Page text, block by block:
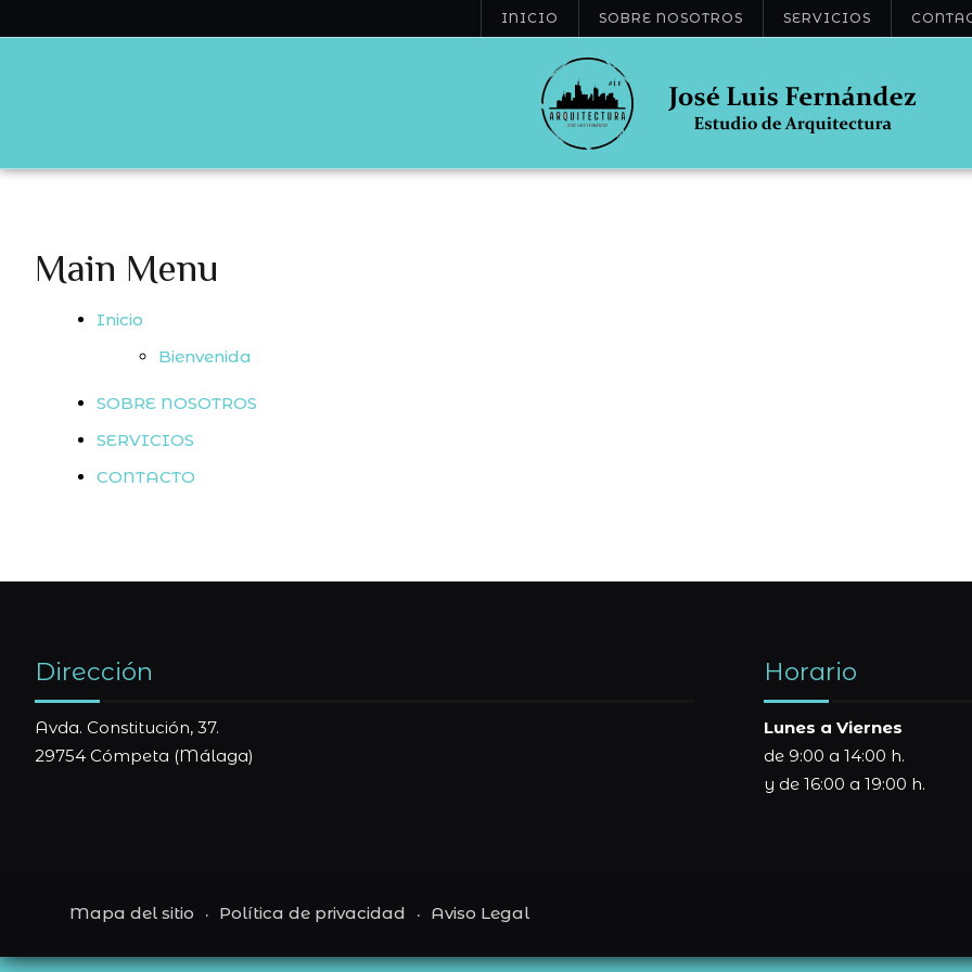
INICIO SOBRE NOSOTROS SERVICIOS
Main Menu
Inicio
Bienvenida
SOBRE NOSOTROS
SERVICIOS
CONTACTO
Dirección
Avda. Constitución, 37.
29754 Cómpeta (Málaga)
Horario
Lunes a Viernes
de 9:00 a 14:00 h.
y de 16:00 a 19:00 h.
Mapa del sitio Política de privacidad Aviso Legal